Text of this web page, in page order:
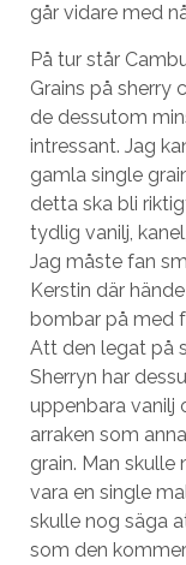
går vidare med
På tur står
Grains på sherry
de dessutom
intressant. Jag
gamla single
detta ska bli
tydlig vanilj,
Jag måste fan
Kerstin där
bombar på med
Att den legat på
Sherryn har
uppenbara vanilj
arraken som
grain. Man
vara en single
skulle nog säga
som den